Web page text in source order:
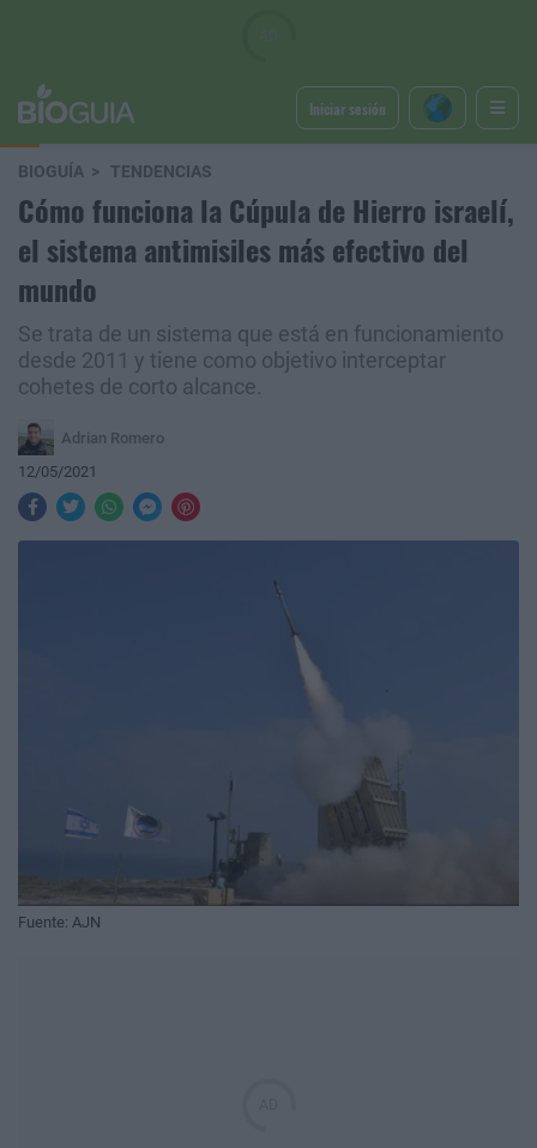
Iniciar sesión
BIOGUÍA TENDENCIAS
Cómo funciona la Cúpula de Hierro israelí,
el sistema antimisiles más efectivo del
mundo
Se trata de un sistema que está en funcionamiento
desde 2011 y tiene como objetivo interceptar
cohetes de corto alcance.
Adrian Romero
12/05/2021
Fuente: AJN